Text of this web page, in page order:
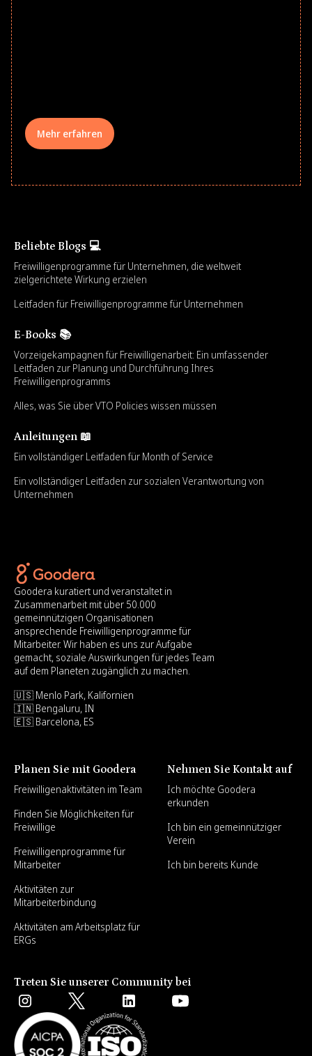
Mehr erfahren
Beliebte Blogs 💻
Freiwilligenprogramme für Unternehmen, die weltweit
zielgerichtete Wirkung erzielen
Leitfaden für Freiwilligenprogramme für Unternehmen
E-Books 📚
Vorzeigekampagnen für Freiwilligenarbeit: Ein umfassender
Leitfaden zur Planung und Durchführung Ihres
Freiwilligenprogramms
Alles, was Sie über VTO Policies wissen müssen
Anleitungen 📖
Ein vollständiger Leitfaden für Month of Service
Ein vollständiger Leitfaden zur sozialen Verantwortung von
Unternehmen
Goodera kuratiert und veranstaltet in
Zusammenarbeit mit über 50.000
gemeinnützigen Organisationen
ansprechende Freiwilligenprogramme für
Mitarbeiter. Wir haben es uns zur Aufgabe
gemacht, soziale Auswirkungen für jedes Team
auf dem Planeten zugänglich zu machen.
🇺🇸 Menlo Park, Kalifornien
🇮🇳 Bengaluru, IN
🇪🇸 Barcelona, ES
Planen Sie mit Goodera
Freiwilligenaktivitäten im Team
Finden Sie Möglichkeiten für
Freiwillige
Freiwilligenprogramme für
Mitarbeiter
Aktivitäten zur
Mitarbeiterbindung
Aktivitäten am Arbeitsplatz für
ERGs
Nehmen Sie Kontakt auf
Ich möchte Goodera
erkunden
Ich bin ein gemeinnütziger
Verein
Ich bin bereits Kunde
Treten Sie unserer Community bei